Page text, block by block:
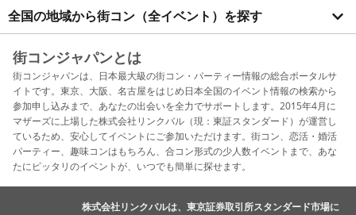
全国の地域から街コン（全イベント）を探す
街コンジャパンとは
街コンジャパンは、日本最大級の街コン・パーティー情報の総合ポータルサ
イトです。東京、大阪、名古屋をはじめ日本全国のイベント情報の検索から
参加申し込みまで、あなたの出会いを全力でサポートします。2015年4月に
マザーズに上場した株式会社リンクバル（現：東証スタンダード）が運営し
ているため、安心してイベントにご参加いただけます。街コン、恋活・婚活
パーティー、趣味コンはもちろん、合コン形式の少人数イベントまで、あな
たにピッタリのイベントが、いつでも簡単に探せます。
株式会社リンクバルは、東京証券取引所スタンダード市場に